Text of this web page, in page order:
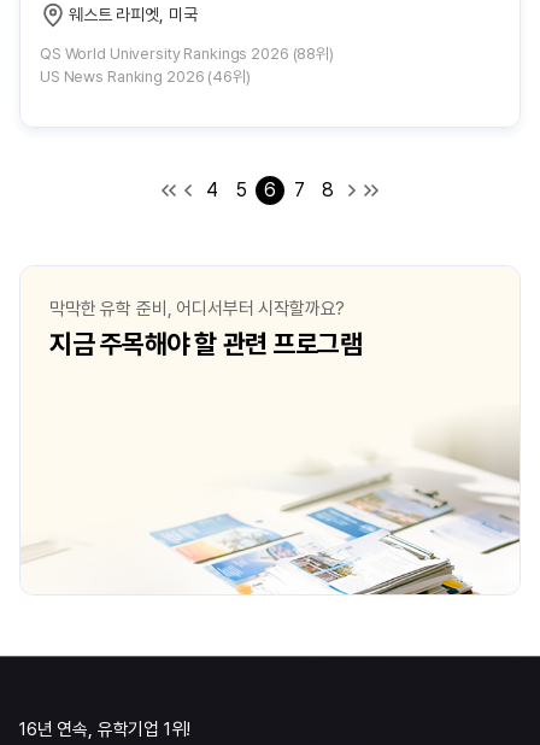
웨스트 라피엣, 미국
QS World University Rankings 2026 (88위)
US News Ranking 2026 (46위)
4 5 6 7 8
막막한 유학 준비, 어디서부터 시작할까요?
지금 주목해야 할 관련 프로그램
16년 연속, 유학기업 1위!